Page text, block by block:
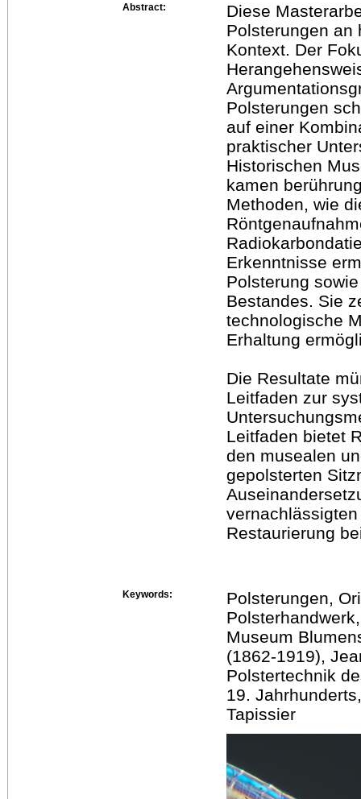
Abstract:
Diese
Polsterungen an
Kontext. Der
Polsterungen
auf einer
praktischer
Historischen
kamen
Methoden, wie
Erkenntnisse
Polsterung
Bestandes. Sie
technologische
Erhaltung
Die Resultate
Leitfaden zur
Leitfaden bietet
den musealen
gepolsterten
Restaurierung
Keywords:
Polsterungen,
Museum
(1862-1919),
Polstertechnik
19.
Tapissier